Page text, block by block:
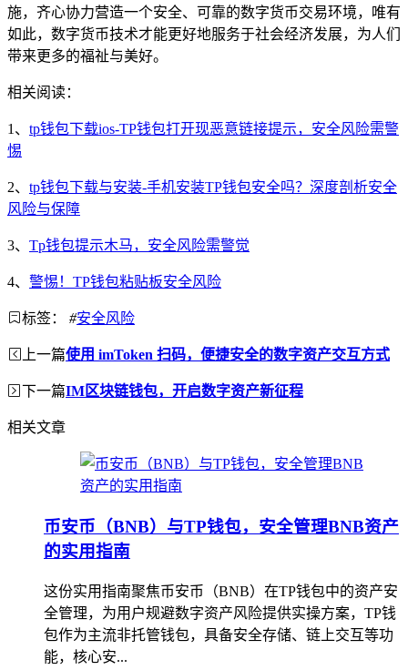
施，齐心协力营造一个安全、可靠的数字货币交易环境，唯有
如此，数字货币技术才能更好地服务于社会经济发展，为人们
带来更多的福祉与美好。
相关阅读：
1、 tp钱包下载ios-TP钱包打开现恶意链接提示，安全风险需警
惕
2、 tp钱包下载与安装-手机安装TP钱包安全吗？深度剖析安全
风险与保障
3、 Tp钱包提示木马，安全风险需警觉
4、 警惕！TP钱包粘贴板安全风险
标签： #安全风险
上一篇使用 imToken 扫码，便捷安全的数字资产交互方式
下一篇IM区块链钱包，开启数字资产新征程
相关文章
币安币（BNB）与TP钱包，安全管理BNB资产
的实用指南
这份实用指南聚焦币安币（BNB）在TP钱包中的资产安
全管理，为用户规避数字资产风险提供实操方案，TP钱
包作为主流非托管钱包，具备安全存储、链上交互等功
能，核心安...